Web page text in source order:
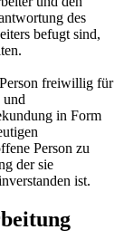
des
befugt sind,
freiwillig für
und
in Form
Person zu
der sie
ist.